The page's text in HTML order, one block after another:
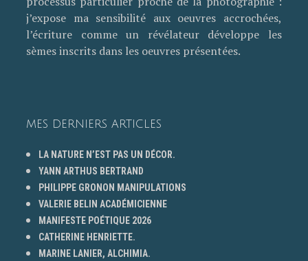
j’expose ma sensibilité aux oeuvres accrochées,
l’écriture comme un révélateur développe les
sèmes inscrits dans les oeuvres présentées.
MES DERNIERS ARTICLES
LA NATURE N’EST PAS UN DÉCOR.
YANN ARTHUS BERTRAND
PHILIPPE GRONON MANIPULATIONS
VALERIE BELIN ACADÉMICIENNE
MANIFESTE POÉTIQUE 2026
CATHERINE HENRIETTE.
MARINE LANIER, ALCHIMIA.